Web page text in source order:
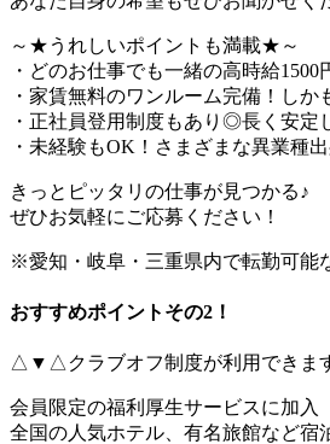
～★うれしいポイントも満載★～
・どのお仕事でも一緒の高時給1500
・家賃無料のワンルーム完備！しか
・正社員登用制度もあり◎長く安定
・未経験もOK！さまざまな異業種
きっとピッタリの仕事が見つかる♪
ぜひお気軽にご応募ください！
※愛知・岐阜・三重県内で転勤可能
おすすめポイントその2！
△▼△クラブオフ制度が利用でき
会員限定の福利厚生サービスに加入
全国の人気ホテル、有名旅館など宿